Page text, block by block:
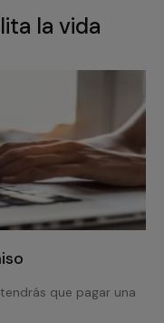
la vida
que pagar una